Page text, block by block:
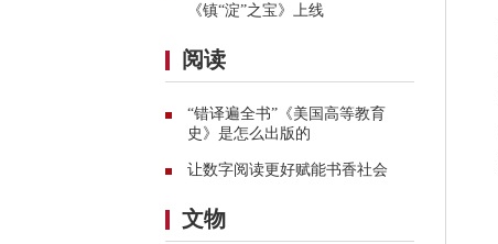
《镇“淀”之宝》上线
阅读
“错译遍全书”《美国高等教育
史》是怎么出版的
让数字阅读更好赋能书香社会
文物